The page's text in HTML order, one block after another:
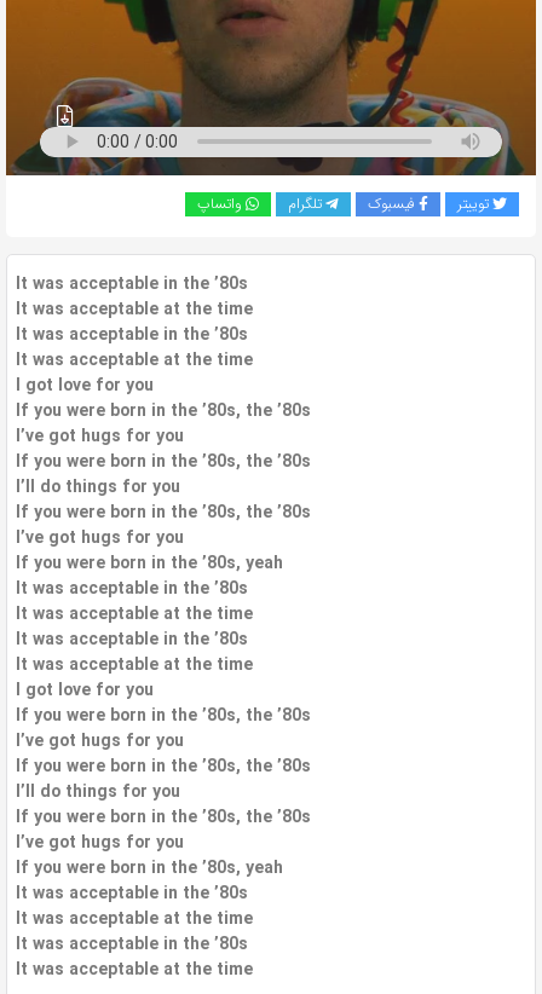
توییتر فیسبوک تلگرام واتساپ
It was acceptable in the ’80s
It was acceptable at the time
It was acceptable in the ’80s
It was acceptable at the time
I got love for you
If you were born in the ’80s, the ’80s
I’ve got hugs for you
If you were born in the ’80s, the ’80s
I’ll do things for you
If you were born in the ’80s, the ’80s
I’ve got hugs for you
If you were born in the ’80s, yeah
It was acceptable in the ’80s
It was acceptable at the time
It was acceptable in the ’80s
It was acceptable at the time
I got love for you
If you were born in the ’80s, the ’80s
I’ve got hugs for you
If you were born in the ’80s, the ’80s
I’ll do things for you
If you were born in the ’80s, the ’80s
I’ve got hugs for you
If you were born in the ’80s, yeah
It was acceptable in the ’80s
It was acceptable at the time
It was acceptable in the ’80s
It was acceptable at the time